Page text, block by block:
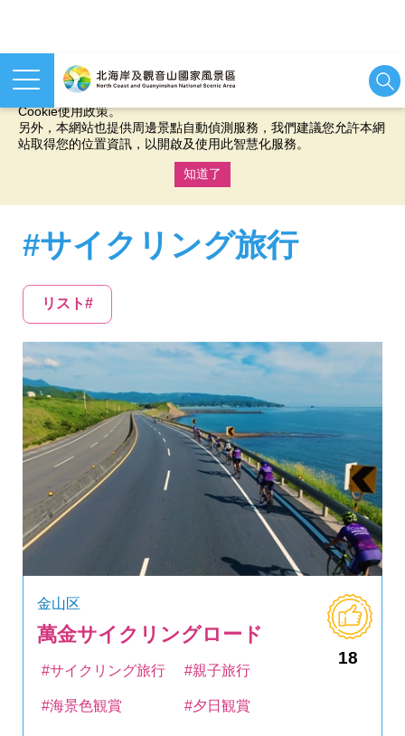
本網站使用cookies等相關技術以持續優化網站服務，並有助於為
您提供更佳的體驗，當您繼續使用本網站即表示您同意我們的
Cookie使用政策。
另外，本網站也提供周邊景點自動偵測服務，我們建議您允許本網
站取得您的位置資訊，以開啟及使用此智慧化服務。
知道了
#サイクリング旅行
リスト#
金山区
萬金サイクリングロード
18
#サイクリング旅行 #親子旅行
#海景色観賞 #夕日観賞